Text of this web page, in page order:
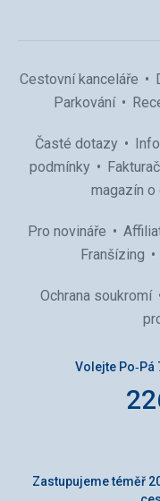
Cestovní kanceláře
Parkování
Časté dotazy
podmínky
magazín
Pro novináře
Franšízing
Ochrana soukromí
Volejte Po‑Pá
Zastupujeme téměř